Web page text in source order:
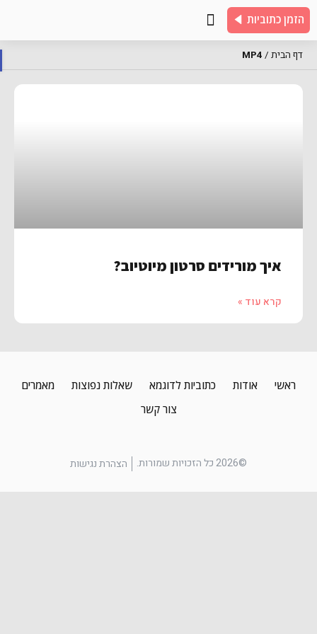
הזמן כתוביות
דף הבית/
MP4
איך מורידים סרטון מיוטיוב?
קרא עוד »
ראשי אודות כתוביות לדוגמא שאלות נפוצות
מאמרים
צור קשר
הצהרת נגישות